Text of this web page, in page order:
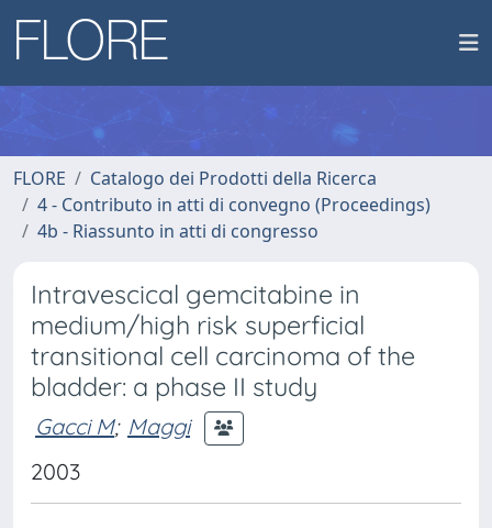
FLORE
Catalogo dei Prodotti della Ricerca
4 - Contributo in atti di convegno (Proceedings)
4b - Riassunto in atti di congresso
Intravescical gemcitabine in
medium/high risk superficial
transitional cell carcinoma of the
bladder: a phase II study
Gacci M; Maggi
2003